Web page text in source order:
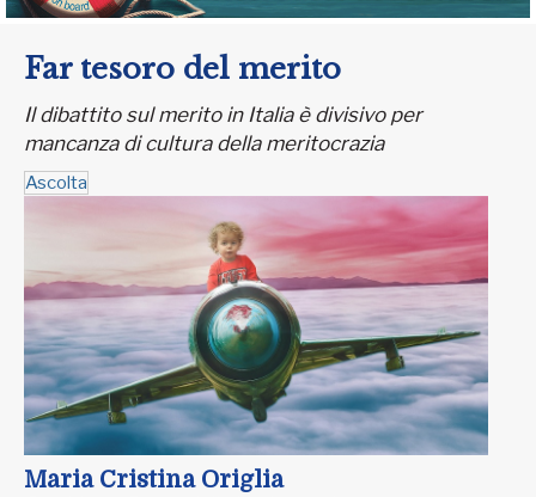
Far tesoro del merito
Il dibattito sul merito in Italia è divisivo per
mancanza di cultura della meritocrazia
Ascolta
Maria Cristina Origlia